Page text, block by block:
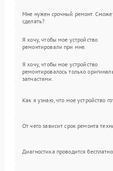
Мне нужен срочный ремонт.
сделать?
Я хочу, чтобы мое устройство
ремонтировали при мне.
Я хочу, чтобы мое устройство
ремонтировалось только
запчастями.
Как я узнаю, что мое устройство
От чего зависит срок ремонта
Диагностика проводится